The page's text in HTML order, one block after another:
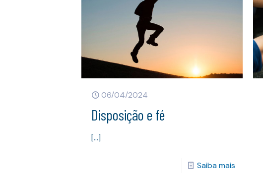
06/04/2024
Disposição e fé
[…]
Saiba mais